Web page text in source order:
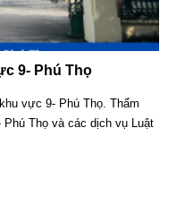
9- Phú Thọ
vực 9- Phú Thọ. Thẩm
Thọ và các dịch vụ Luật